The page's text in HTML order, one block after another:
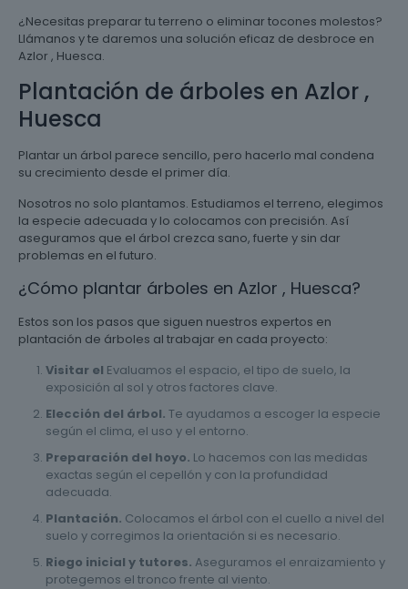
¿Necesitas preparar tu terreno o eliminar tocones molestos?
Llámanos y te daremos una solución eficaz de desbroce en
Azlor , Huesca.
Plantación de árboles en Azlor ,
Huesca
Plantar un árbol parece sencillo, pero hacerlo mal condena
su crecimiento desde el primer día.
Nosotros no solo plantamos. Estudiamos el terreno, elegimos
la especie adecuada y lo colocamos con precisión. Así
aseguramos que el árbol crezca sano, fuerte y sin dar
problemas en el futuro.
¿Cómo plantar árboles en Azlor , Huesca?
Estos son los pasos que siguen nuestros expertos en
plantación de árboles al trabajar en cada proyecto:
Visitar el Evaluamos el espacio, el tipo de suelo, la
exposición al sol y otros factores clave.
Elección del árbol. Te ayudamos a escoger la especie
según el clima, el uso y el entorno.
Preparación del hoyo. Lo hacemos con las medidas
exactas según el cepellón y con la profundidad
adecuada.
Plantación. Colocamos el árbol con el cuello a nivel del
suelo y corregimos la orientación si es necesario.
Riego inicial y tutores. Aseguramos el enraizamiento y
protegemos el tronco frente al viento.